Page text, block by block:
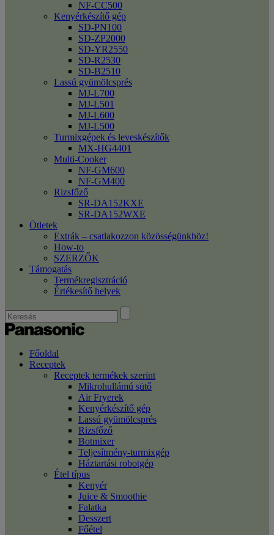
NF-CC500
Kenyérkészítő gép
SD-PN100
SD-ZP2000
SD-YR2550
SD-R2530
SD-B2510
Lassú gyümölcsprés
MJ-L700
MJ-L501
MJ-L600
MJ-L500
Turmixgépek és leveskészítők
MX-HG4401
Multi-Cooker
NF-GM600
NF-GM400
Rizsfőző
SR-DA152KXE
SR-DA152WXE
Ötletek
Extrák – csatlakozzon közösségünkhöz!
How-to
SZERZŐK
Támogatás
Termékregisztráció
Értékesítő helyek
Főoldal
Receptek
Receptek termékek szerint
Mikrohullámú sütő
Air Fryerek
Kenyérkészítő gép
Lassú gyümölcsprés
Rizsfőző
Botmixer
Teljesítmény-turmixgép
Háztartási robotgép
Étel típus
Kenyér
Juice & Smoothie
Falatka
Desszert
Főétel